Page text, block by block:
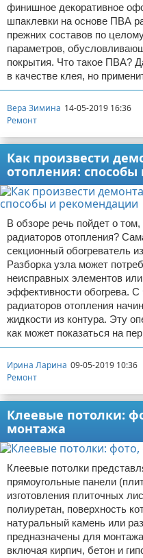
финишное декоративное
шпаклевки на основе ПВА
прежних составов по
параметров,
покрытия. Что такое ПВА?
в качестве клея, но
Вера Зимина 14-05-2019 16:36
Ремонт
Как произвести
отопления:
В обзоре речь пойдет о
радиаторов отопления?
секционный обогреватель
Разборка узла может
неисправных элементов
эффективности обогрева. С
радиаторов отопления
жидкости из контура. Эту
как может показаться на
Ирина Ларина 09-05-2019 10:36
Ремонт
Клеевые потолки:
монтажа
Клеевые потолки
прямоугольные панели
изготовления плиточных
полиуретан, поверхность
натуральный камень или
предназначены для
включая кирпич, бетон и